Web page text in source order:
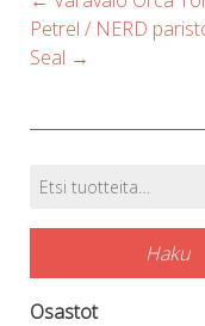
navigation
Petrel / NERD
Seal →
Tuotehaku
Etsi:
Haku
Osastot